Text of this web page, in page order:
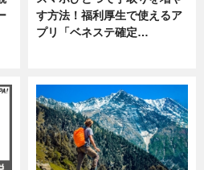
す方法！福利厚生で使えるア
プリ「ベネステ確定…